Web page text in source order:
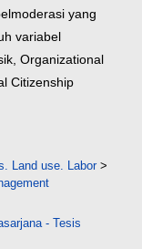
moderasi yang
variabel
Organizational
Citizenship
Land use. Labor>
- Tesis